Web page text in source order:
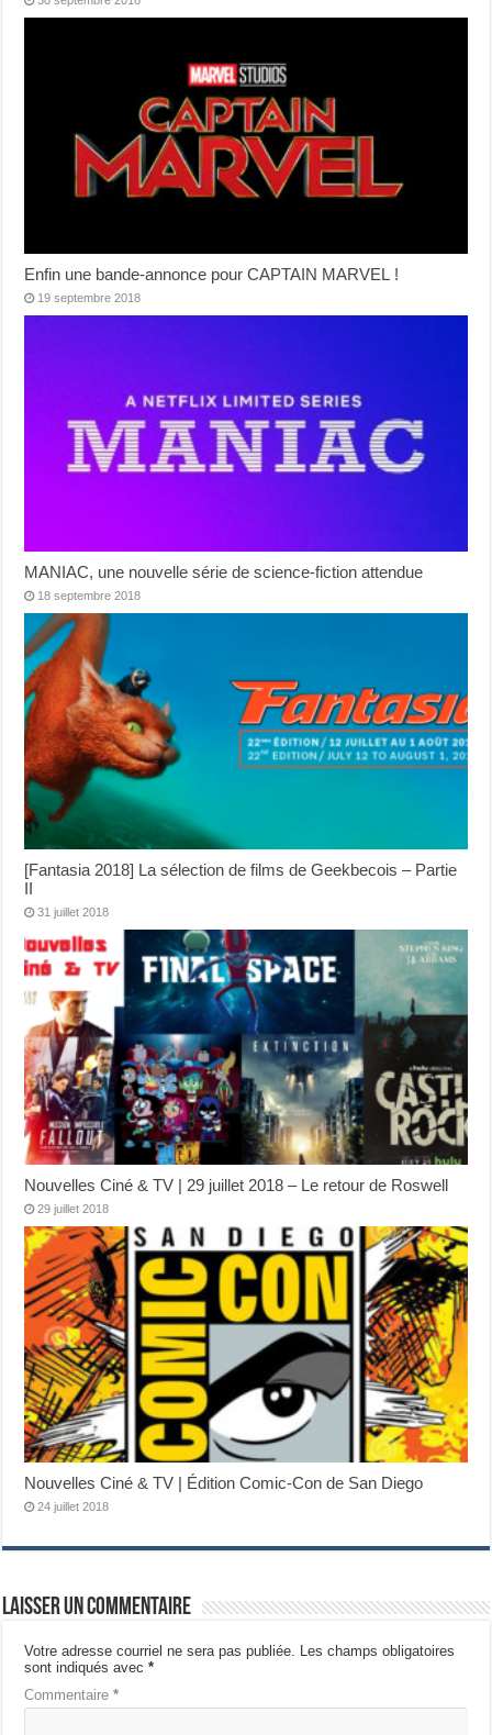
Enfin une bande-annonce pour CAPTAIN MARVEL !
19 septembre 2018
MANIAC, une nouvelle série de science-fiction attendue
18 septembre 2018
[Fantasia 2018] La sélection de films de Geekbecois – Partie
II
31 juillet 2018
Nouvelles Ciné & TV | 29 juillet 2018 – Le retour de Roswell
29 juillet 2018
Nouvelles Ciné & TV | Édition Comic-Con de San Diego
24 juillet 2018
Laisser un commentaire
Votre adresse courriel ne sera pas publiée. Les champs obligatoires
sont indiqués avec*
Commentaire*